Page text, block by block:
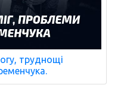
труднощі